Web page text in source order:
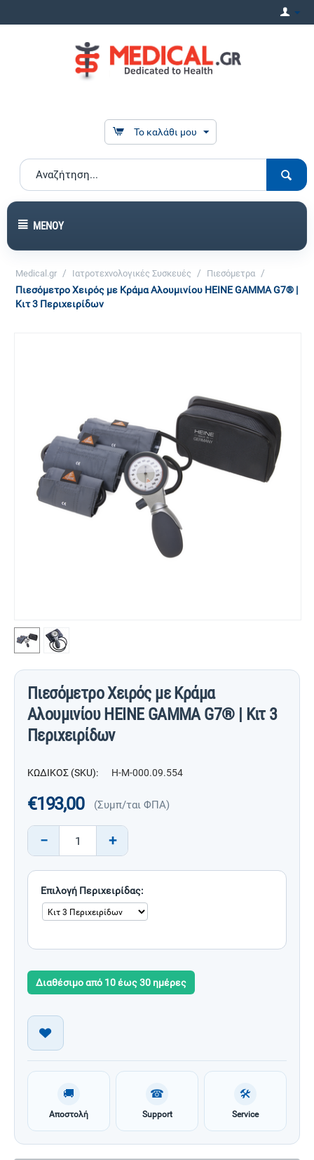
Το καλάθι μου
ΜΕΝΟΎ
Medical.gr / Ιατροτεχνολογικές Συσκευές / Πιεσόμετρα /
Πιεσόμετρο Χειρός με Κράμα Αλουμινίου HEINE GAMMA G7® |
Κιτ 3 Περιχειρίδων
Πιεσόμετρο Χειρός με Κράμα
Αλουμινίου HEINE GAMMA G7® | Κιτ 3
Περιχειρίδων
ΚΩΔΙΚΟΣ (SKU): H-M-000.09.554
€193,00 (Συμπ/ται ΦΠΑ)
+
−
Επιλογή Περιχειρίδας:
Διαθέσιμο από 10 έως 30 ημέρες
🚚
Αποστολή
☎
Support
🛠
Service